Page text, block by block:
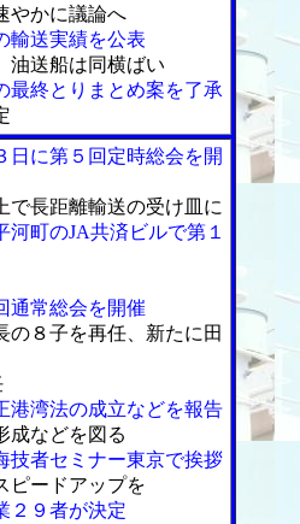
やかに議論へ
輸送実績を公表
油送船は同横ばい
最終とりまとめ案を了承
日に第５回定時総会を開
で長距離輸送の受け皿に
河町のJA共済ビルで第１
通常総会を開催
の８子を再任、新たに田
港湾法の成立などを報告
成などを図る
技者セミナー東京で挨拶
ピードアップを
２９者が決定